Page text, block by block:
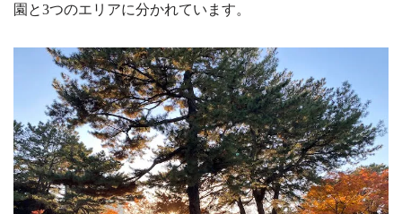
園と3つのエリアに分かれています。